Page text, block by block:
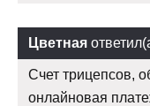
Цветная
Счет трицепсов,
онлайновая